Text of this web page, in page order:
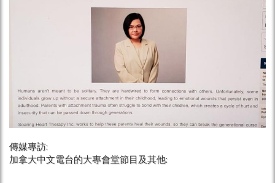
傳媒專訪:
加拿大中文電台的大專會堂節目及其他: